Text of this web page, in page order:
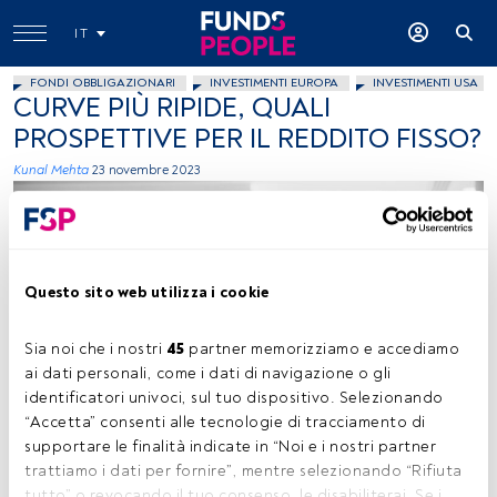
Questo sito web utilizza i cookie
Sia noi che i nostri 45 partner memorizziamo e accediamo
ai dati personali, come i dati di navigazione o gli
identificatori univoci, sul tuo dispositivo. Selezionando
“Accetta” consenti alle tecnologie di tracciamento di
supportare le finalità indicate in “Noi e i nostri partner
trattiamo i dati per fornire”, mentre selezionando “Rifiuta
IT
FONDI OBBLIGAZIONARI INVESTIMENTI EUROPA INVESTIMENTI USA
CURVE PIÙ RIPIDE, QUALI
PROSPETTIVE PER IL REDDITO FISSO?
Kunal Mehta 23 novembre 2023
Immagine concessa (Vanguard)
Tempo di lettura: